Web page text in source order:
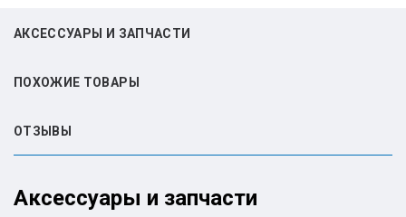
АКСЕССУАРЫ И ЗАПЧАСТИ
ПОХОЖИЕ ТОВАРЫ
ОТЗЫВЫ
Аксессуары и запчасти